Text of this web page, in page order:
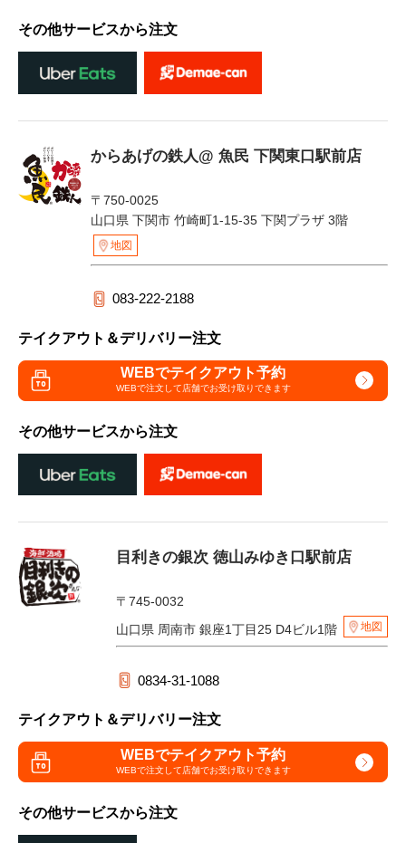
その他サービスから注文
からあげの鉄人@ 魚民 下関東口駅前店
〒750-0025
山口県 下関市 竹崎町1-15-35 下関プラザ 3階
地図
083-222-2188
テイクアウト＆デリバリー注文
WEBでテイクアウト予約
WEBで注文して店舗でお受け取りできます
その他サービスから注文
目利きの銀次 徳山みゆき口駅前店
〒745-0032
山口県 周南市 銀座1丁目25 D4ビル1階
地図
0834-31-1088
テイクアウト＆デリバリー注文
WEBでテイクアウト予約
WEBで注文して店舗でお受け取りできます
その他サービスから注文